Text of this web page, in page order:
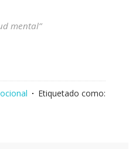
mental”
Etiquetado como: